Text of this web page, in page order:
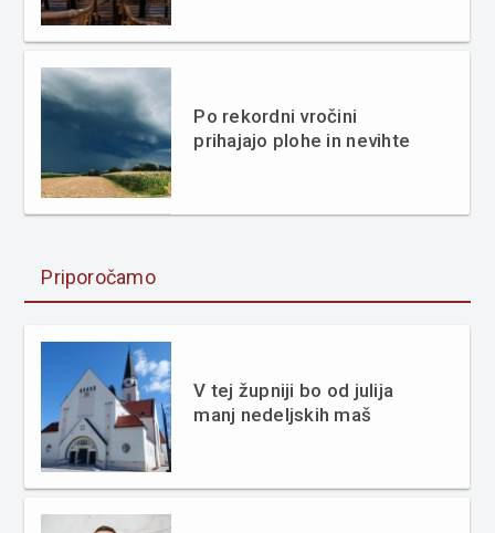
Po rekordni vročini
prihajajo plohe in nevihte
Priporočamo
V tej župniji bo od julija
manj nedeljskih maš